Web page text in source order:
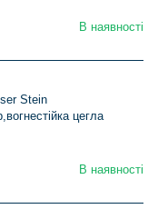
В наявності
Stein
цегла
В наявності